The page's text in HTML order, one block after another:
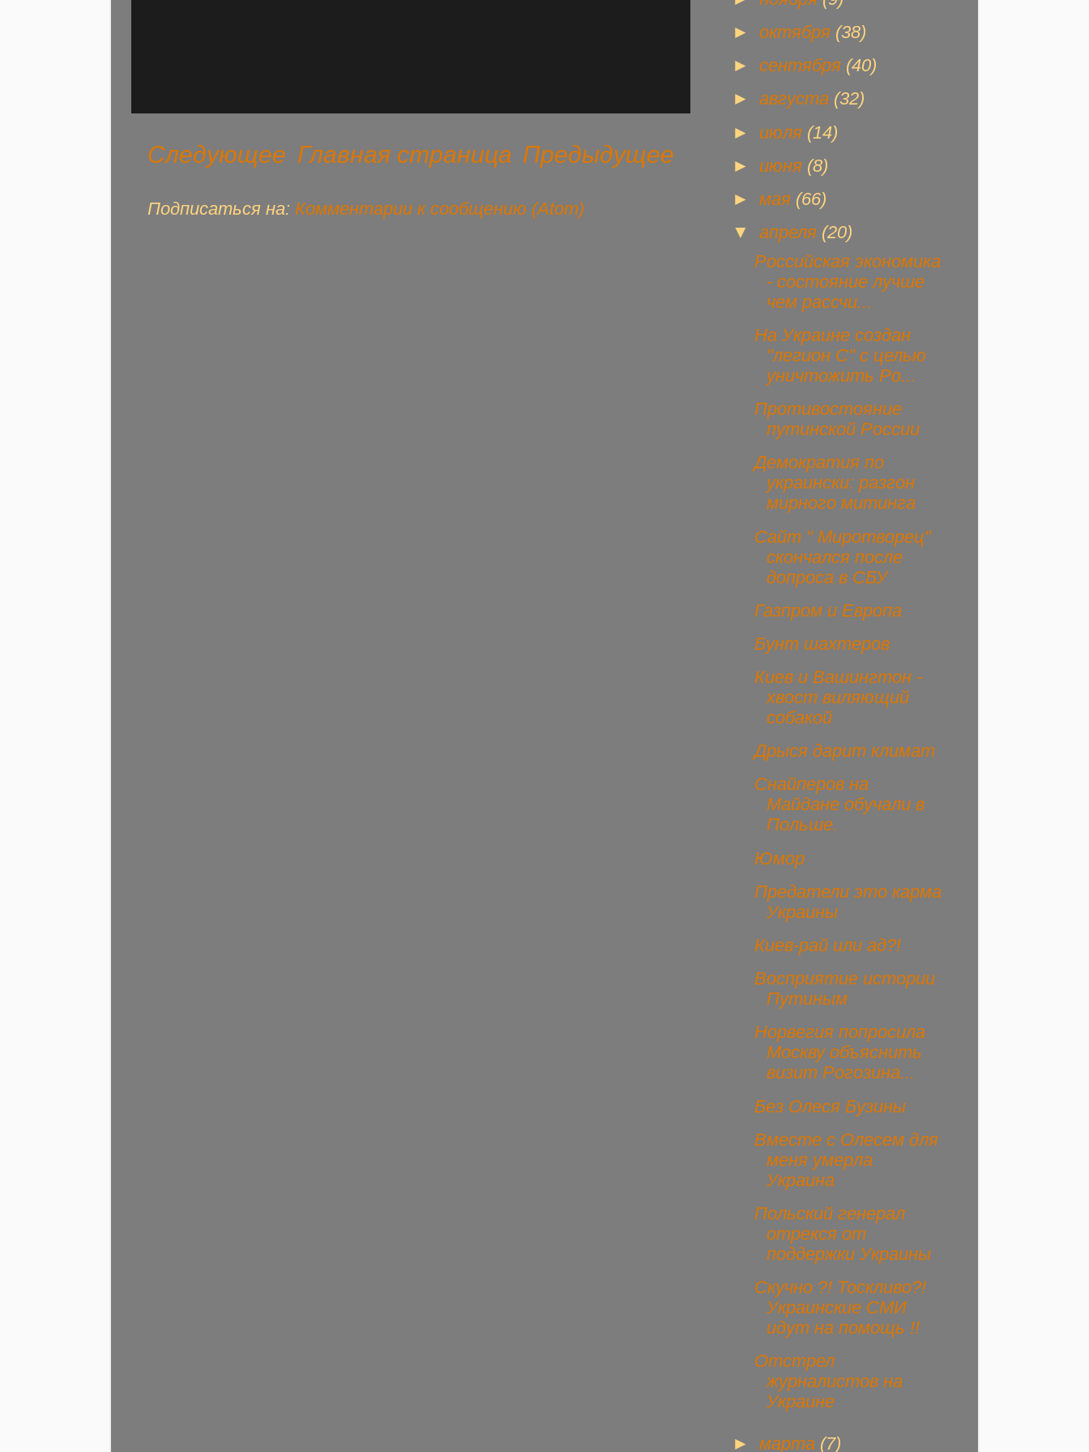
Следующее Предыдущее
Главная страница
Подписаться на: Комментарии к сообщению (Atom)
► октября (38)
► сентября (40)
► августа (32)
► июля (14)
► июня (8)
► мая (66)
▼ апреля (20)
Российская экономика
- состояние лучше
чем рассчи...
На Украине создан
"легион С" с целью
уничтожить Ро...
Противостояние
путинской России
Демократия по
украински: разгон
мирного митинга
Сайт " Миротворец"
скончался после
допроса в СБУ
Газпром и Европа
Бунт шахтеров
Киев и Вашингтон -
хвост виляющий
собакой
Дрыся дарит климат
Снайперов на
Майдане обучали в
Польше.
Юмор
Предатели это карма
Украины
Киев-рай или ад?!
Восприятие истории
Путиным
Норвегия попросила
Москву объяснить
визит Рогозина...
Без Олеся Бузины
Вместе с Олесем для
меня умерла
Украина
Польский генерал
отрекся от
поддержки Украины
Скучно ?! Тоскливо?!
Украинские СМИ
идут на помощь !!
Отстрел
журналистов на
Украине
► марта (7)